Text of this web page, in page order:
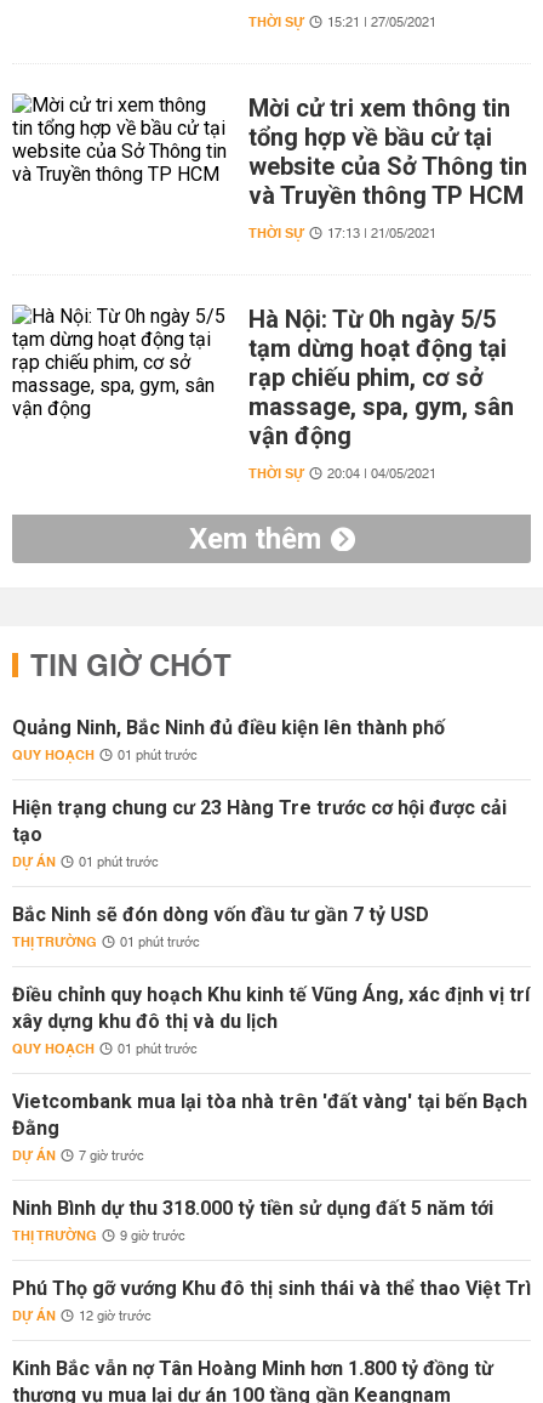
THỜI SỰ 15:21 | 27/05/2021
Mời cử tri xem thông tin
tổng hợp về bầu cử tại
website của Sở Thông tin
và Truyền thông TP HCM
THỜI SỰ 17:13 | 21/05/2021
Hà Nội: Từ 0h ngày 5/5
tạm dừng hoạt động tại
rạp chiếu phim, cơ sở
massage, spa, gym, sân
vận động
THỜI SỰ 20:04 | 04/05/2021
Xem thêm
TIN GIỜ CHÓT
Quảng Ninh, Bắc Ninh đủ điều kiện lên thành phố
QUY HOẠCH 01 phút trước
Hiện trạng chung cư 23 Hàng Tre trước cơ hội được cải
tạo
DỰ ÁN 01 phút trước
Bắc Ninh sẽ đón dòng vốn đầu tư gần 7 tỷ USD
THỊ TRƯỜNG 01 phút trước
Điều chỉnh quy hoạch Khu kinh tế Vũng Áng, xác định vị trí
xây dựng khu đô thị và du lịch
QUY HOẠCH 01 phút trước
Vietcombank mua lại tòa nhà trên 'đất vàng' tại bến Bạch
Đằng
DỰ ÁN 7 giờ trước
Ninh Bình dự thu 318.000 tỷ tiền sử dụng đất 5 năm tới
THỊ TRƯỜNG 9 giờ trước
Phú Thọ gỡ vướng Khu đô thị sinh thái và thể thao Việt Trì
DỰ ÁN 12 giờ trước
Kinh Bắc vẫn nợ Tân Hoàng Minh hơn 1.800 tỷ đồng từ
thương vụ mua lại dự án 100 tầng gần Keangnam